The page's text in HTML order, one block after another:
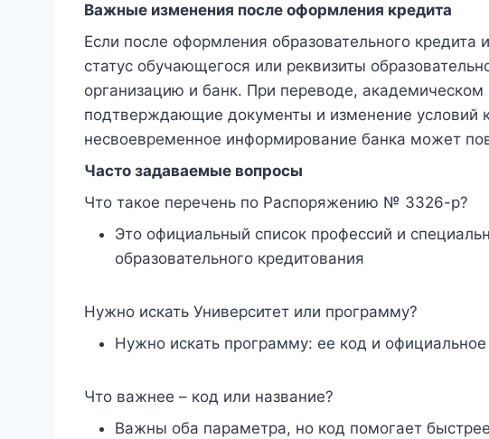
Важные изменения после оформления кредита
Если после оформления образовательного
статус обучающегося или реквизиты
организацию и банк. При переводе, академическом
подтверждающие документы и изменение условий
несвоевременное информирование банка может
Часто задаваемые вопросы
Что такое перечень по Распоряжению № 3326-р?
Это официальный список профессий и
образовательного кредитования
Нужно искать Университет или программу?
Нужно искать программу: ее код и официальное
Что важнее – код или название?
Важны оба параметра, но код помогает